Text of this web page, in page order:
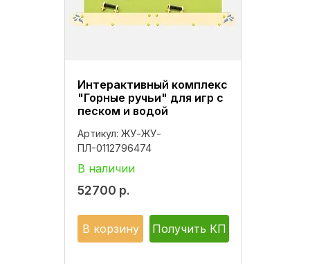
Интерактивный комплекс
"Горные ручьи" для игр с
песком и водой
Артикул: ЖУ-ЖУ-
ПЛ-0112796474
В наличии
52700 р.
В корзину Получить КП